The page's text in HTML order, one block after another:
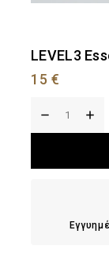
LEVEL3
15€